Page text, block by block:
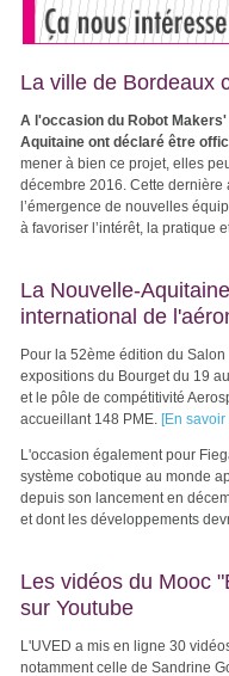
La ville de Bordeaux
A l'occasion du Robot
Aquitaine ont déclaré être
mener à bien ce projet, elles
décembre 2016. Cette dernière
l’émergence de nouvelles
à favoriser l’intérêt, la pratique
La Nouvelle-
international de
Pour la 52ème édition du
expositions du Bourget du 19
et le pôle de compétitivité
accueillant 148 PME. [En savoir
L'occasion également pour
système cobotique au monde
depuis son lancement en
et dont les développements
Les vidéos du Mooc
sur Youtube
L'UVED a mis en ligne 30
notamment celle de Sandrine